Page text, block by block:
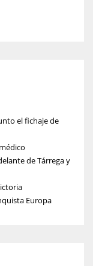
el fichaje de
de Tárrega y
Europa